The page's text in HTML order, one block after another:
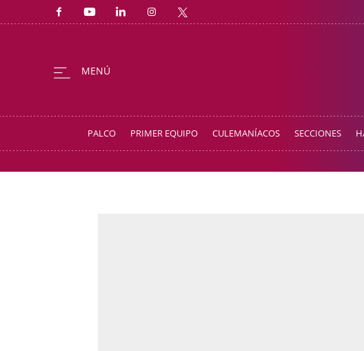
PALCO PRIMER EQUIPO CULEMANÍACOS SECCIONES